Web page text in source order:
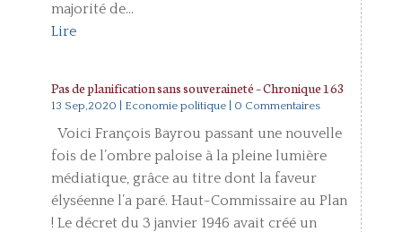
majorité de...
Lire
Pas de planification sans souveraineté – Chronique 163
13 Sep,2020 Economie politique| 0 Commentaires
Voici François Bayrou passant une nouvelle
fois de l’ombre paloise à la pleine lumière
médiatique, grâce au titre dont la faveur
élyséenne l’a paré. Haut-Commissaire au Plan
! Le décret du 3 janvier 1946 avait créé un